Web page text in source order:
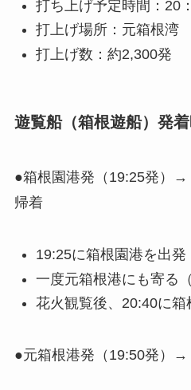
打ち上げ予定時間：20
打上げ場所：元箱根湾
打上げ数：約2,300発
遊覧船（箱根遊船）発
●箱根園港発（19:25発）
帰着
19:25に箱根園港を出発
一度元箱根港にも寄る（
花火観覧後、20:40に箱
●元箱根港発（19:50発）→